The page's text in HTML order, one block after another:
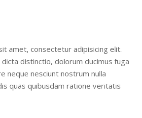
amet, consectetur adipisicing elit.
distinctio, dolorum ducimus fuga
neque nesciunt nostrum nulla
quas quibusdam ratione veritatis